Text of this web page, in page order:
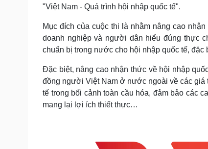
Sức khỏe
Dinh dưỡng - món ngon
Cây thuốc
Nhi khoa
Nam khoa
Làm đẹp - giảm cân
Phòng mạch online
Đời sống
Nhà đẹp
Blog
"Việt Nam - Quá trình hội nhập quốc tế".
Mục đích của cuộc thi là nhằm nâng cao
doanh nghiệp và người dân hiểu đúng thực
chuẩn bị trong nước cho hội nhập quốc tế, đặc
Đặc biệt, nâng cao nhận thức về hội nhập
đồng người Việt Nam ở nước ngoài về các
tế trong bối cảnh toàn cầu hóa, đảm bảo các
mang lại lợi ích thiết thực…